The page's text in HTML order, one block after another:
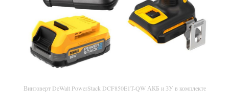
Винтоверт DeWalt PowerStack DCF850E1T-QW АКБ и ЗУ в комплекте